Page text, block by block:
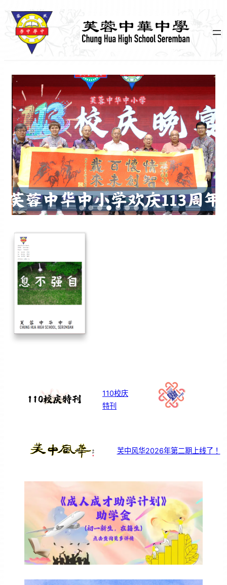
110校庆
特刊
芙中风华2026年第二期上线了！